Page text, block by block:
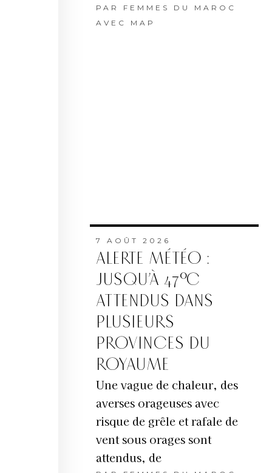
PAR FEMMES DU MAROC
AVEC MAP
7 AOÛT 2026
ALERTE MÉTÉO :
JUSQU’À 47°C
ATTENDUS DANS
PLUSIEURS
PROVINCES DU
ROYAUME
Une vague de chaleur, des
averses orageuses avec
risque de grêle et rafale de
vent sous orages sont
attendus, de